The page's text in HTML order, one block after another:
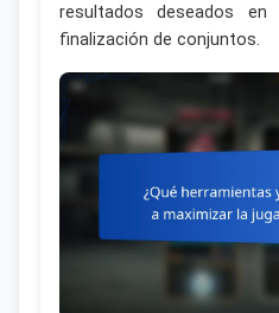
resultados deseados
finalización de conjuntos.